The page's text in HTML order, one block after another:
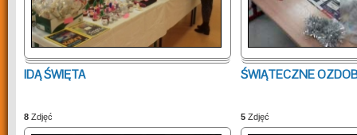
IDĄ ŚWIĘTA
8 Zdjęć
ŚWIĄTECZNE
5 Zdjęć